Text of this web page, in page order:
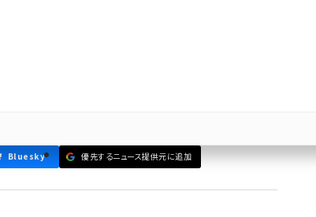
お答えいたします。12月は10日（水）、11日
相談会事務局
Bluesky 優先するニュース提供元に追加